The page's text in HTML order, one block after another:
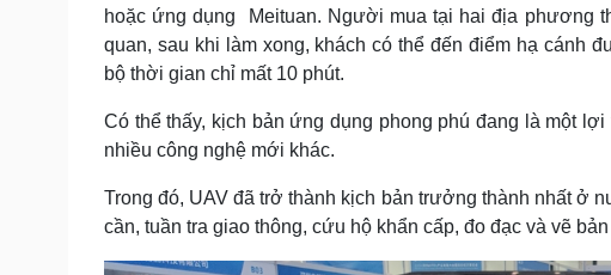
hoặc ứng dụng Meituan. Người mua tại hai địa phương
quan, sau khi làm xong, khách có thể đến điểm hạ cánh
bộ thời gian chỉ mất 10 phút.
Có thể thấy, kịch bản ứng dụng phong phú đang là một
nhiều công nghệ mới khác.
Trong đó, UAV đã trở thành kịch bản trưởng thành nhất ở
cần, tuần tra giao thông, cứu hộ khẩn cấp, đo đạc và vẽ